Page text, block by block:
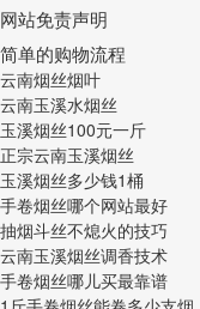
网站免责声明
简单的购物流程
云南烟丝烟叶
云南玉溪水烟丝
玉溪烟丝100元一斤
正宗云南玉溪烟丝
玉溪烟丝多少钱1桶
手卷烟丝哪个网站最好
抽烟斗丝不熄火的技巧
云南玉溪烟丝调香技术
手卷烟丝哪儿买最靠谱